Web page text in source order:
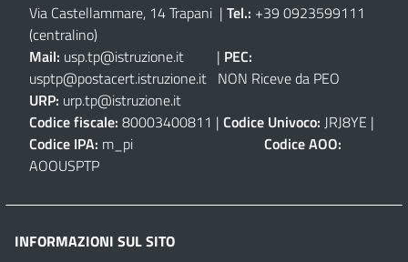
Via Castellammare, 14 Trapani | Tel.: +39 0923599111
(centralino)
Mail: usp.tp@istruzione.it | PEC:
usptp@postacert.istruzione.it NON Riceve da PEO
URP: urp.tp@istruzione.it
Codice fiscale: 80003400811 | Codice Univoco: JRJ8YE |
Codice IPA: m_pi Codice AOO:
AOOUSPTP
INFORMAZIONI SUL SITO